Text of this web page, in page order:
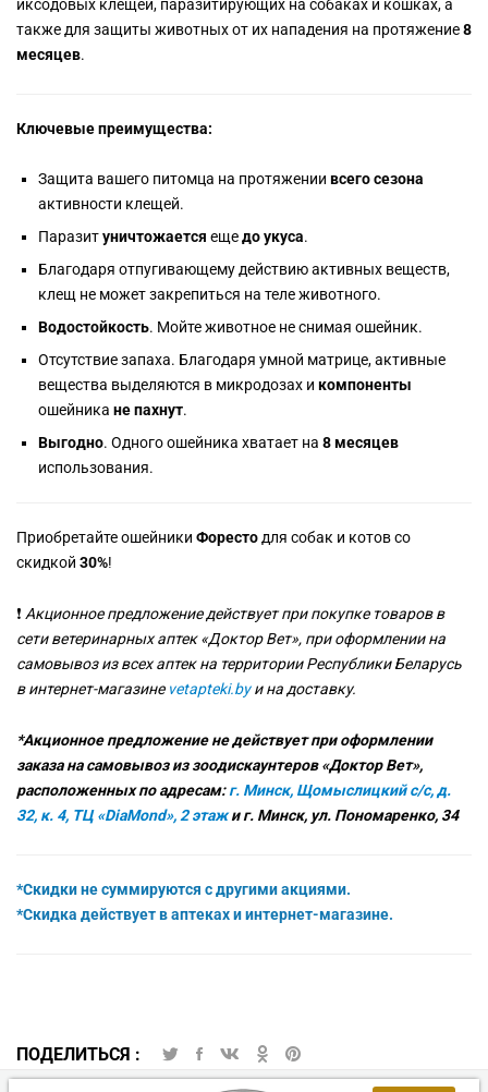
иксодовых клещей, паразитирующих на собаках и кошках, а
также для защиты животных от их нападения на протяжение8
месяцев.
Ключевые преимущества:
Защита вашего питомца на протяжении всего сезона
активности клещей.
Паразитуничтожается ещедо укуса.
Благодаря отпугивающему действию активных веществ,
клещ не может закрепиться на теле животного.
Водостойкость. Мойте животное не снимая ошейник.
Отсутствие запаха. Благодаря умной матрице, активные
вещества выделяются в микродозах и компоненты
ошейника не пахнут.
Выгодно. Одного ошейника хватает на 8 месяцев
использования.
Приобретайте ошейники Форестодля собак и котов со
скидкой 30%!
❗ Акционное предложение действует при покупке товаров в
сети ветеринарных аптек «Доктор Вет», при оформлении на
самовывоз из всех аптек на территории Республики Беларусь
в интернет-магазине vetapteki.byи на доставку.
*Акционное предложение не действует при оформлении
заказа на самовывоз из зоодискаунтеров «Доктор Вет»,
расположенных по адресам:г. Минск, Щомыслицкий с/с, д.
32, к. 4, ТЦ «DiaMond», 2 этажи г. Минск, ул. Пономаренко, 34
*Скидки не суммируются с другими акциями.
*Скидка действует в аптеках и интернет-магазине.
ПОДЕЛИТЬСЯ :
Игрушки
Одежда, обувь, аксессуары
Дрессировка и воспитание
Транспортировка
Чистота в доме
Когтеточки, домики, лежанки
Ошейники, поводки, рулетки
Миски и кормушки
Чистота в доме
Наполнители
Гигиена и красота